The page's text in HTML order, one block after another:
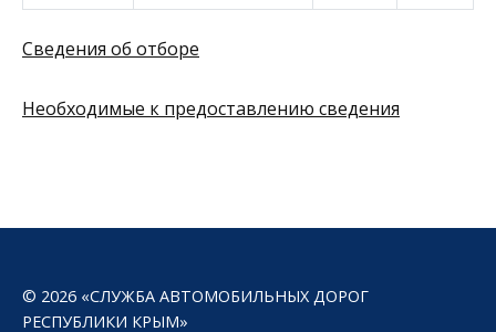
Сведения об отборе
Необходимые к предоставлению сведения
© 2026 «СЛУЖБА АВТОМОБИЛЬНЫХ ДОРОГ
РЕСПУБЛИКИ КРЫМ»